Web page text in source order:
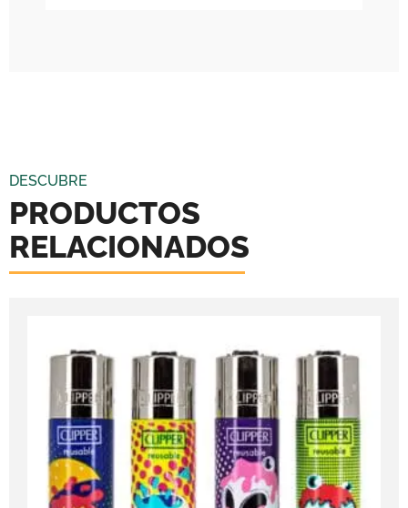
DESCUBRE
PRODUCTOS
RELACIONADOS